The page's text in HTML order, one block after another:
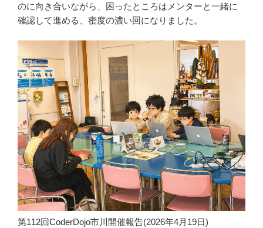
のに向き合いながら、困ったところはメンターと一緒に
確認して進める、密度の濃い回になりました。
第112回CoderDojo市川開催報告(2026年4月19日)